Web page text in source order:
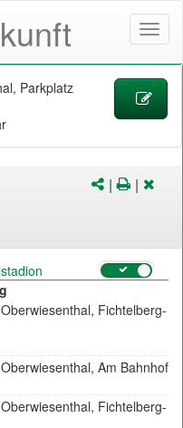
Menü
Parkplatz
Versenden/
des
| Drucken
|
Fichtelberg-
Am Bahnhof
Fichtelberg-